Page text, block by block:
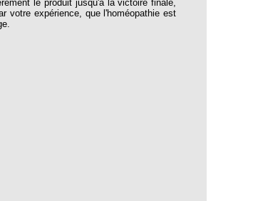
le produit jusqu'à la victoire finale,
votre expérience, que l'homéopathie est